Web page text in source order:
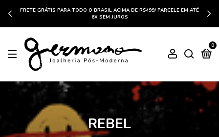
FRETE GRÁTIS PARA TODO O BRASIL ACIMA DE R$499/ PARCELE EM ATÉ
6X SEM JUROS
0
REBEL